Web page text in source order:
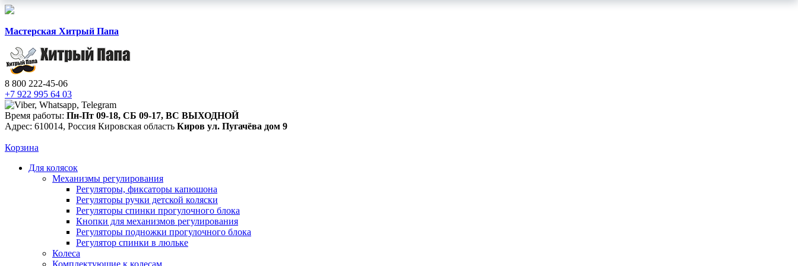
Мастерская Хитрый Папа
8 800 222-45-06
+7 922 995 64 03
Время работы: Пн-Пт 09-18, СБ 09-17, ВС ВЫХОДНОЙ
Адрес: 610014, Россия Кировская область Киров ул. Пугачёва дом 9
Корзина
Для колясок
Механизмы регулирования
Регуляторы, фиксаторы капюшона
Регуляторы ручки детской коляски
Регуляторы спинки прогулочного блока
Кнопки для механизмов регулирования
Регуляторы подножки прогулочного блока
Регулятор спинки в люльке
Колеса
Комплектующие к колесам